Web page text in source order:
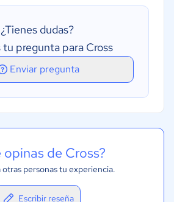
¿Tienes dudas?
tu pregunta para Cross
Enviar pregunta
opinas de Cross?
personas tu experiencia.
Escribir reseña